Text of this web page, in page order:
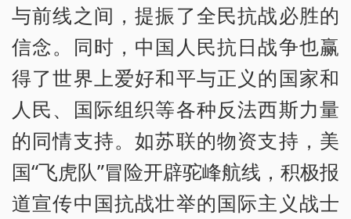
与前线之间，提振了全民抗战必胜的
信念。同时，中国人民抗日战争也赢
得了世界上爱好和平与正义的国家和
人民、国际组织等各种反法西斯力量
的同情支持。如苏联的物资支持，美
国“飞虎队”冒险开辟驼峰航线，积极报
道宣传中国抗战壮举的国际主义战士